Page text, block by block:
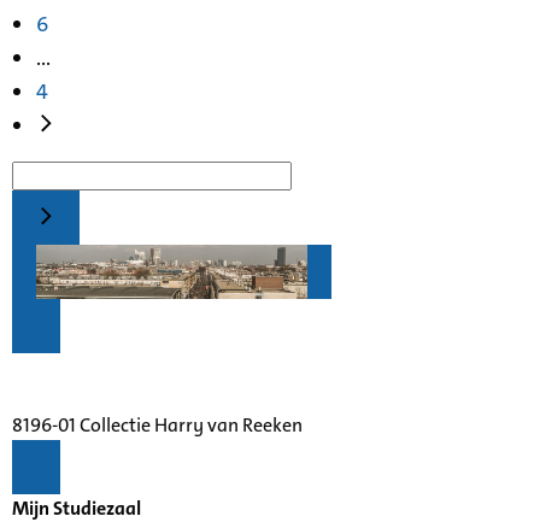
6
...
4
8196-01 Collectie Harry van Reeken
Mijn Studiezaal